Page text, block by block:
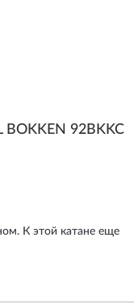
BOKKEN 92BKKC
К этой катане еще